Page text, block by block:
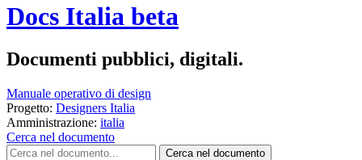
Docs Italia beta
Documenti pubblici, digitali.
Manuale operativo di design
Progetto: Designers Italia
Amministrazione: italia
Cerca nel documento
Cerca nel documento